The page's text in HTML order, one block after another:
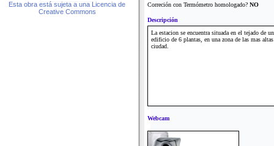
Esta obra está sujeta a una Licencia de
Creative Commons
Correción con Termómetro homologado? NO
Descripción
La estacion se encuentra situada en el tejado de un
edificio de 6 plantas, en una zona de las mas
ciudad.
Webcam